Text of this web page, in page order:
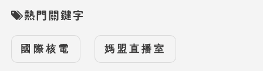
熱門關鍵字
國際核電 媽盟直播室